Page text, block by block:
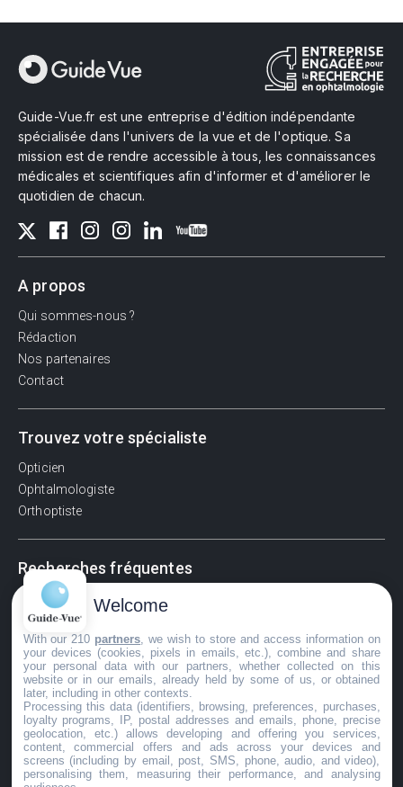
Guide-Vue.fr est une entreprise d'édition indépendante
spécialisée dans l'univers de la vue et de l'optique. Sa
mission est de rendre accessible à tous, les connaissances
médicales et scientifiques afin d'informer et d'améliorer le
quotidien de chacun.
A propos
Qui sommes-nous ?
Rédaction
Nos partenaires
Contact
Trouvez votre spécialiste
Opticien
Ophtalmologiste
Orthoptiste
Recherches fréquentes
Pathologies adultes
Signes d'une urgence ophtalmologique
La vision
Acuité visuelle
Myosis / mydriase
Œdème oculaire
©GuideVue2024
Welcome
With our 210 partners , we wish to store and access information on
your devices (cookies, pixels in emails, etc.), combine and share
your personal data with our partners, whether collected on this
website or in our emails, already held by some of us, or obtained
later, including in other contexts.
Processing this data (identifiers, browsing, preferences, purchases,
loyalty programs, IP, postal addresses and emails, phone, precise
geolocation, etc.) allows developing and offering you services,
content, commercial offers and ads across your devices and
screens (including by email, post, SMS, phone, audio, and video),
personalising them, measuring their performance, and analysing